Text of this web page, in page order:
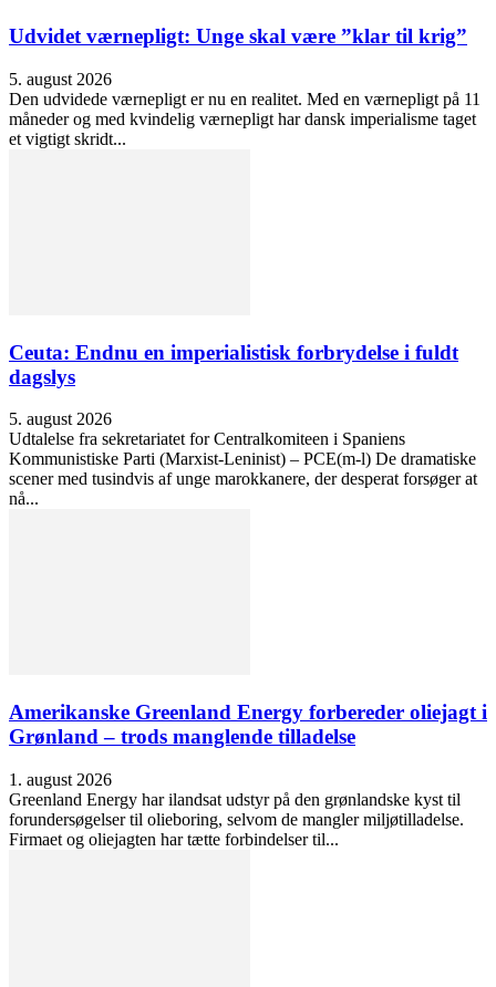
Udvidet værnepligt: Unge skal være ”klar til krig”
5. august 2026
Den udvidede værnepligt er nu en realitet. Med en værnepligt på 11
måneder og med kvindelig værnepligt har dansk imperialisme taget
et vigtigt skridt...
Ceuta: Endnu en imperialistisk forbrydelse i fuldt
dagslys
5. august 2026
Udtalelse fra sekretariatet for Centralkomiteen i Spaniens
Kommunistiske Parti (Marxist-Leninist) – PCE(m-l) De dramatiske
scener med tusindvis af unge marokkanere, der desperat forsøger at
nå...
Amerikanske Greenland Energy forbereder oliejagt i
Grønland – trods manglende tilladelse
1. august 2026
Greenland Energy har ilandsat udstyr på den grønlandske kyst til
forundersøgelser til olieboring, selvom de mangler miljøtilladelse.
Firmaet og oliejagten har tætte forbindelser til...